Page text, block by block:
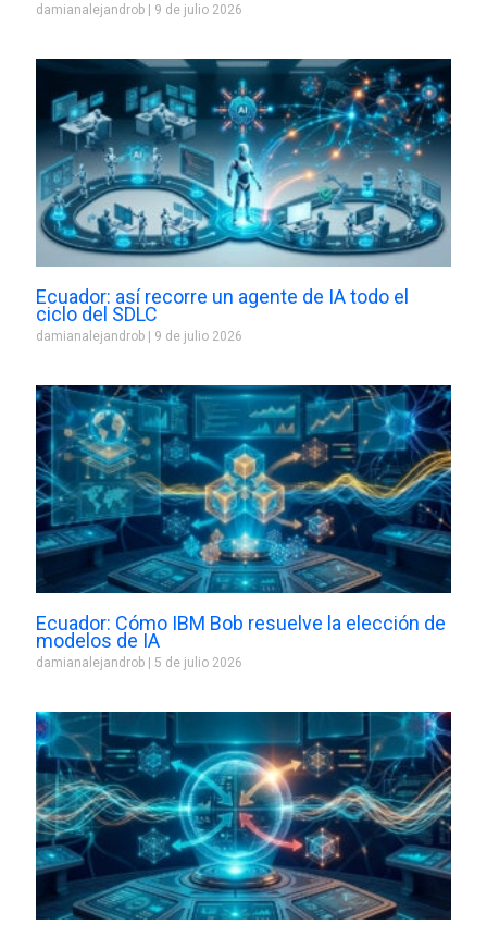
damianalejandrob 9 de julio 2026
Ecuador: así recorre un agente de IA todo el
ciclo del SDLC
damianalejandrob 9 de julio 2026
Ecuador: Cómo IBM Bob resuelve la elección de
modelos de IA
damianalejandrob 5 de julio 2026